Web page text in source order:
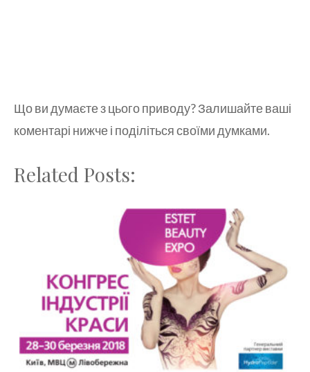
Що ви думаєте з цього приводу? Залишайте ваші
коментарі нижче і поділіться своїми думками.
Related Posts: